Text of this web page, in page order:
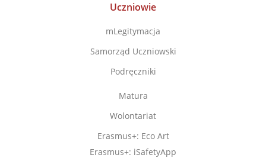
Uczniowie
mLegitymacja
Samorząd Uczniowski
Podręczniki
Matura
Wolontariat
Erasmus+: Eco Art
Erasmus+: iSafetyApp